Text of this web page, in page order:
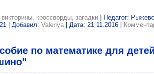
кроссворды, загадки | Педагог:
| Добавил: Valeriya | Дата: 21.11.2016
по математике для